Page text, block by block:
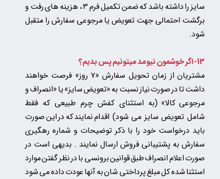
سایز را داشته باشد که ضمن تکمیل فرم 3 ، هزینه های رفت و
برگشت احتمالی جهت تعویض یا مرجوعی سفارش را متقبل
شود.
13- اگر خوشمون نیومد میتونیم پس بدیم؟
مشتریان از زمان تحویل سفارش «۷ روز» فرصت خواهند
داشت تا در صورت نیاز نسبت به «تعویض سایز» یا «انصراف و
مرجوعی کالا» (به استثنای کفش چرم طبیعی که فقط
شامل تعویض سایز می شود) اقدام نمایند که در این صورت
باید درخواست خود را با ذکر توضیحات و شماره رهگیری
سفارش به پشتیبانی فروش ارسال نمایند . بدیهی است در
صورت اعلام انصراف طبق قوانین برونسی با در نظر گفتن موارد
استثنا شده کل مبلغ پرداختی شان به آنها عودت داده می شود